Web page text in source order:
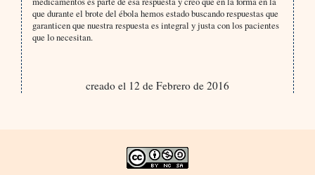
que durante el brote del ébola hemos estado buscando respuestas que
garanticen que nuestra respuesta es integral y justa con los pacientes
que lo necesitan.
creado el 12 de Febrero de 2016